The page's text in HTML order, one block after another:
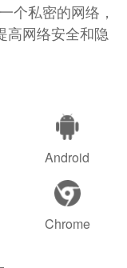
个私密的网络，
高网络安全和隐
Android
Chrome